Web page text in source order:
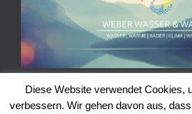
Diese Website verwendet Cookies,
verbessern. Wir gehen davon aus,